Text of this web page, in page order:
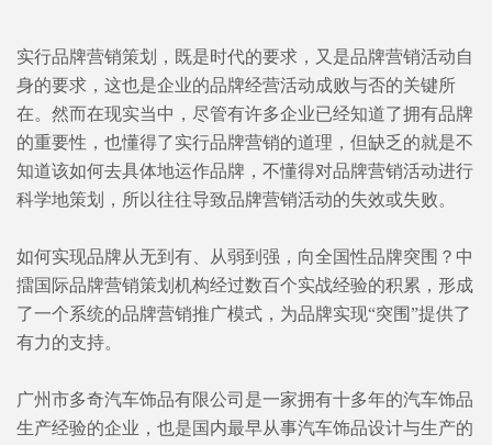
实行品牌营销策划，既是时代的要求，又是品牌营销活动自
身的要求，这也是企业的品牌经营活动成败与否的关键所
在。然而在现实当中，尽管有许多企业已经知道了拥有品牌
的重要性，也懂得了实行品牌营销的道理，但缺乏的就是不
知道该如何去具体地运作品牌，不懂得对品牌营销活动进行
科学地策划，所以往往导致品牌营销活动的失效或失败。
如何实现品牌从无到有、从弱到强，向全国性品牌突围？中
擂国际品牌营销策划机构经过数百个实战经验的积累，形成
了一个系统的品牌营销推广模式，为品牌实现“突围”提供了
有力的支持。
广州市多奇汽车饰品有限公司是一家拥有十多年的汽车饰品
生产经验的企业，也是国内最早从事汽车饰品设计与生产的